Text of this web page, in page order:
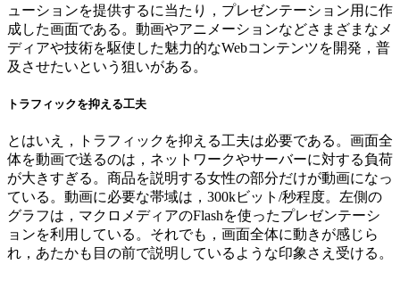
ューションを提供するに当たり，プレゼンテーション用に作
成した画面である。動画やアニメーションなどさまざまなメ
ディアや技術を駆使した魅力的なWebコンテンツを開発，普
及させたいという狙いがある。
トラフィックを抑える工夫
とはいえ，トラフィックを抑える工夫は必要である。画面全
体を動画で送るのは，ネットワークやサーバーに対する負荷
が大きすぎる。商品を説明する女性の部分だけが動画になっ
ている。動画に必要な帯域は，300kビット/秒程度。左側の
グラフは，マクロメディアのFlashを使ったプレゼンテーシ
ョンを利用している。それでも，画面全体に動きが感じら
れ，あたかも目の前で説明しているような印象さえ受ける。